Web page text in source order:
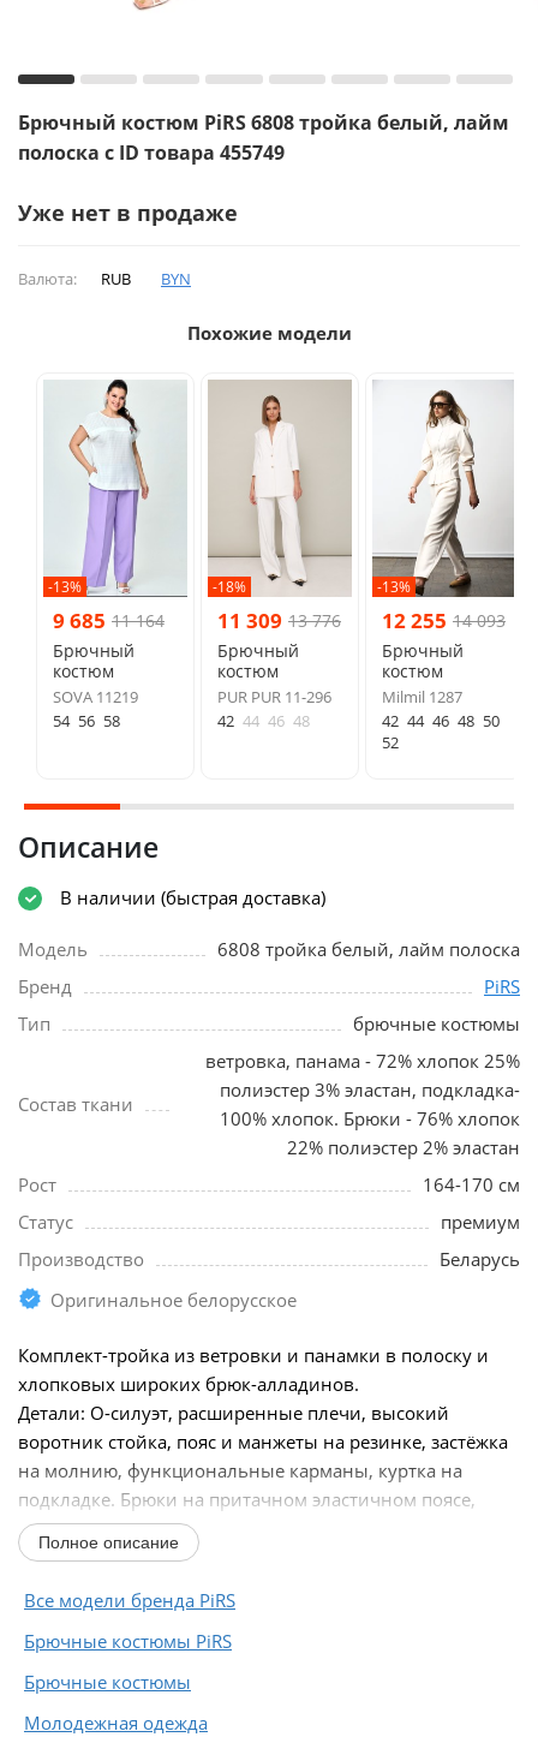
Брючный костюм PiRS 6808 тройка белый, лайм
полоска с ID товара 455749
Уже нет в продаже
Валюта: RUB BYN
Похожие модели
-13%
9 685 11 164
Брючный
костюм
SOVA 11219
54 56 58
-18%
11 309 13 776
Брючный
костюм
PUR PUR 11-296
42 44 46 48
-13%
12 255 14 093
Брючный
костюм
Milmil 1287
42 44 46 48 50
52
Описание
В наличии (быстрая доставка)
Модель
6808 тройка белый, лайм полоска
Бренд
PiRS
Тип
брючные костюмы
Состав ткани
ветровка, панама - 72% хлопок 25%
полиэстер 3% эластан, подкладка-
100% хлопок. Брюки - 76% хлопок
22% полиэстер 2% эластан
Рост
164-170 см
Статус
премиум
Производство
Беларусь
Оригинальное белорусское
Комплект-тройка из ветровки и панамки в полоску и
хлопковых широких брюк-алладинов.
Детали: О-силуэт, расширенные плечи, высокий
воротник стойка, пояс и манжеты на резинке, застёжка
на молнию, функциональные карманы, куртка на
подкладке. Брюки на притачном эластичном поясе,
высокая...
Полное описание
Все модели бренда PiRS
Брючные костюмы PiRS
Брючные костюмы
Молодежная одежда